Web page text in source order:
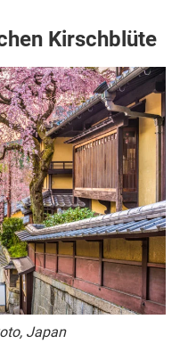
Kirschblüte
Japan